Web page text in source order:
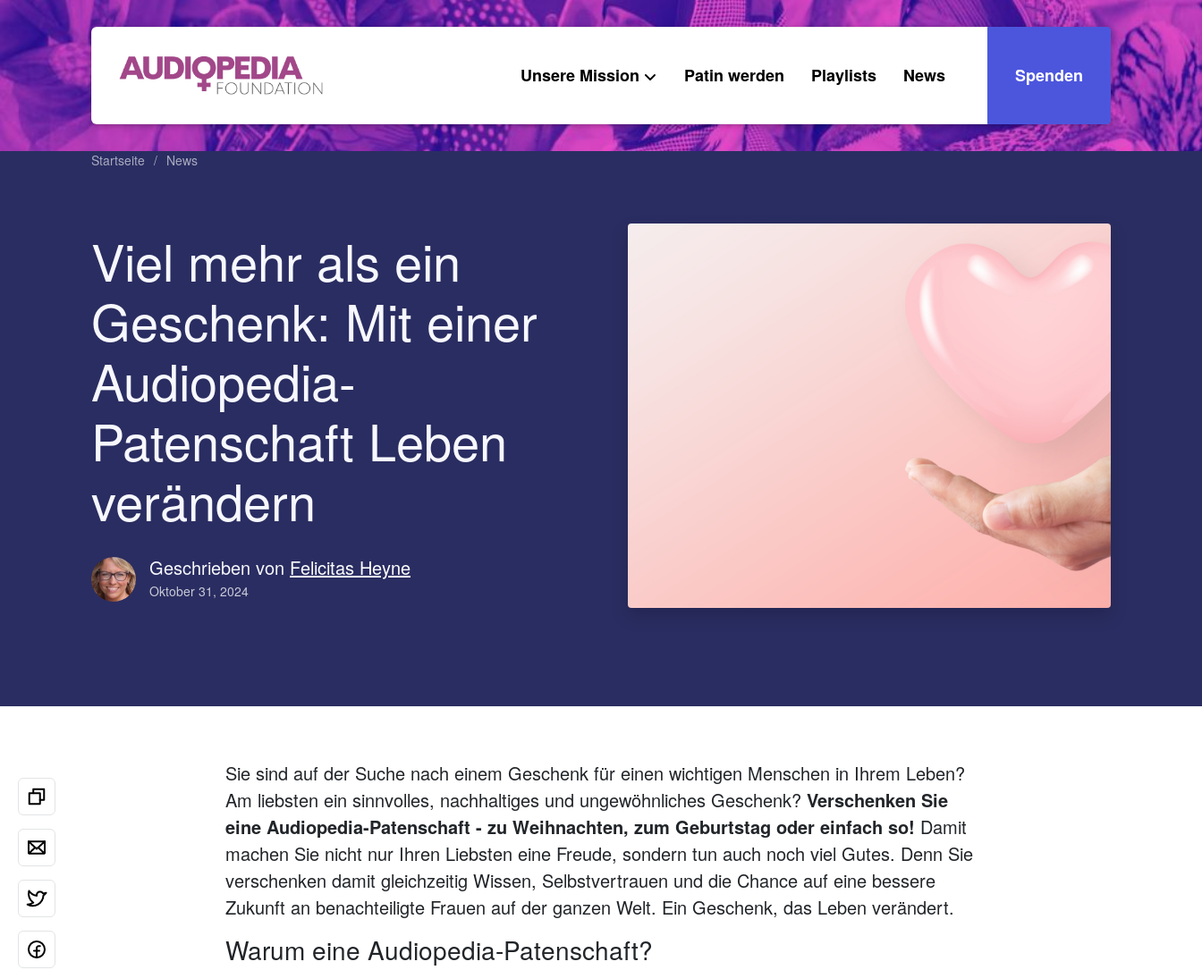
Unsere Mission Patin werden Playlists News Spenden
Startseite News
Viel mehr als ein
Geschenk: Mit einer
Audiopedia-
Patenschaft Leben
verändern
Geschrieben von Felicitas Heyne
Oktober 31, 2024
Sie sind auf der Suche nach einem Geschenk für einen wichtigen Menschen in Ihrem Leben?
Am liebsten ein sinnvolles, nachhaltiges und ungewöhnliches Geschenk? Verschenken Sie
eine Audiopedia-Patenschaft - zu Weihnachten, zum Geburtstag oder einfach so! Damit
machen Sie nicht nur Ihren Liebsten eine Freude, sondern tun auch noch viel Gutes. Denn Sie
verschenken damit gleichzeitig Wissen, Selbstvertrauen und die Chance auf eine bessere
Zukunft an benachteiligte Frauen auf der ganzen Welt. Ein Geschenk, das Leben verändert.
Warum eine Audiopedia-Patenschaft?